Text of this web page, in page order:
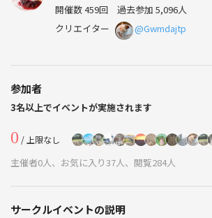
開催数 459回 過去参加 5,096人
クリエイター
@Gwmdajtp
参加者
3名以上でイベントが実施されます
0 / 上限なし
主催者0人、お気に入り37人、閲覧284人
サークルイベントの説明